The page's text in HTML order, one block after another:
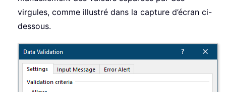
virgules, comme illustré dans la capture d’écran ci-
dessous.